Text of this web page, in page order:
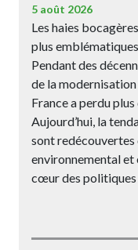
5 août 2026
Les haies
plus
Pendant des
de la
France a perdu
Aujourd’hui, la
sont
environnemental et
cœur des